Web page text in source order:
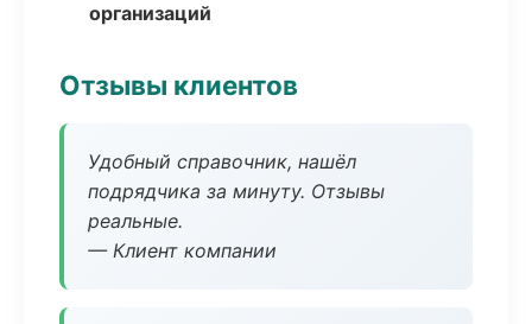
организаций
Отзывы клиентов
Удобный справочник, нашёл
подрядчика за минуту. Отзывы
реальные.
— Клиент компании